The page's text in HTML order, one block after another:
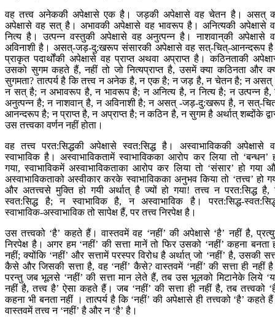
वह तत्त्व अनेककी अपेक्षासे एक है। जड़की अपेक्षासे वह चेतन है। असत्
अपेक्षासे वह सत् है। अभावकी अपेक्षासे वह भावरूप है। अनित्यकी अपेक्षासे
नित्य है। उत्पन्न वस्तुकी अपेक्षासे वह अनुत्पन्न है। नाशवान‍्की अपेक्षासे
अविनाशी है। असत्-जड़-दु:खरूप संसारकी अपेक्षासे वह सत्-चित्-आनन्दरूप
प्राकृत पदार्थोंकी अपेक्षासे वह प्राप्त अथवा अप्राप्त है। कठिनताकी
उसको सुगम कहते हैं, नहीं तो जो नित्यप्राप्त है, उसमें क्या कठिनता और
सुगमता? तात्पर्य है कि तत्त्व न अनेक है, न एक है; न जड़ है, न चेतन है; न असत्
न सत् है; न अभावरूप है, न भावरूप है; न अनित्य है, न नित्य है; न उत्पन्न है,
अनुत्पन्न है; न नाशवान् है, न अविनाशी है; न असत् -जड़-दु:खरूप है, न सत्-
आनन्दरूप है; न प्राप्त है, न अप्राप्त है; न कठिन है, न सुगम है अर्थात् शब्दोंके
उस तत्त्वका वर्णन नहीं होता।
वह तत्त्व परत:सिद्धकी अपेक्षासे स्वत:सिद्ध है। अस्वाभाविककी अपेक्षासे
स्वाभाविक है। अस्वाभाविकतामें स्वाभाविकका आरोप कर लिया तो ‘बन्धन’
गया, स्वाभाविकमें अस्वाभाविकताका आरोप कर लिया तो ‘संसार’ हो गया
अस्वाभाविकताको अस्वीकार करके स्वाभाविकका अनुभव किया तो ‘तत्त्व’ हो
और अतत्त्वसे मुक्ति हो गयी अर्थात् है ज्यों हो गया! तत्त्व न परत:सिद्ध है,
स्वत:सिद्ध है; न स्वाभाविक है, न अस्वाभाविक है। परत:सिद्ध-
स्वाभाविक-अस्वाभाविक तो सापेक्ष हैं, पर तत्त्व निरपेक्ष है।
उस तत्त्वको ‘है’ कहते हैं। वास्तवमें वह ‘नहीं’ की अपेक्षासे ‘है’ नहीं है,
निरपेक्ष है। अगर हम ‘नहीं’ की सत्ता मानें तो फिर उसको ‘नहीं’ कहना बनता
नहीं; क्योंकि ‘नहीं’ और सत्तामें परस्पर विरोध है अर्थात् जो ‘नहीं’ है, उसकी
कैसे और जिसकी सत्ता है, वह ‘नहीं’ कैसे? वास्तवमें ‘नहीं’ की सत्ता ही नहीं
परन्तु जब भूलसे ‘नहीं’ की सत्ता मान लेते हैं, तब उस भूलको मिटानेके लिये
नहीं है, तत्त्व है’ ऐसा कहते हैं। जब ‘नहीं’ की सत्ता ही नहीं है, तब तत्त्वको
कहना भी बनता नहीं । तात्पर्य है कि ‘नहीं’ की अपेक्षासे ही तत्त्वको ‘है’ कहते
वास्तवमें तत्त्व न ‘नहीं’ है और न ‘है’ है।